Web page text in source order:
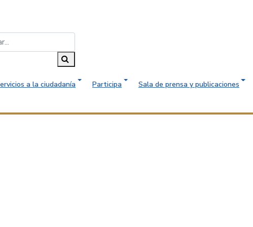
a la ciudadanía Participa Sala de prensa y publicaciones